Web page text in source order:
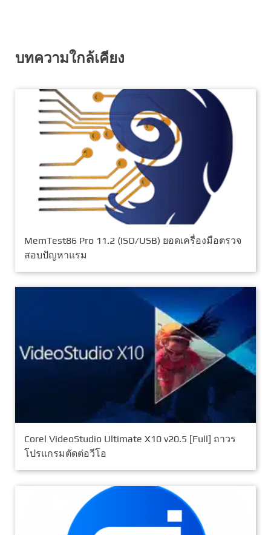
บทความใกล้เคียง
MemTest86 Pro 11.2 (ISO/USB) ยอดเครื่องมือตรวจ
สอบปัญหาแรม
Corel VideoStudio Ultimate X10 v20.5 [Full] ถาวร
โปรแกรมตัดต่อวีโอ